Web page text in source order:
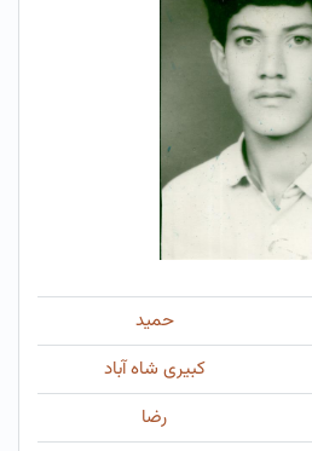
حمید
کبیری شاه آباد
رضا